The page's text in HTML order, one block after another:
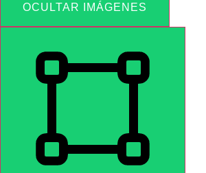
OCULTAR IMÁGENES